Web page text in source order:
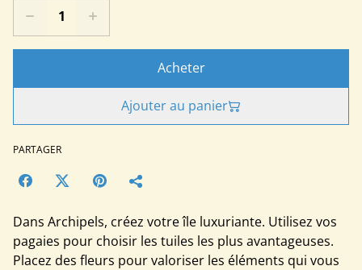
Acheter
Ajouter au panier
PARTAGER
Dans Archipels, créez votre île luxuriante. Utilisez vos
pagaies pour choisir les tuiles les plus avantageuses.
Placez des fleurs pour valoriser les éléments qui vous